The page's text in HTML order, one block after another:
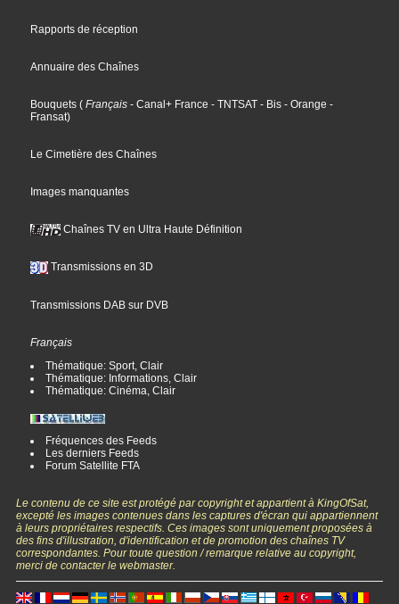
Rapports de réception
Annuaire des Chaînes
Bouquets ( Français - Canal+ France - TNTSAT - Bis - Orange -
Fransat)
Le Cimetière des Chaînes
Images manquantes
Chaînes TV en Ultra Haute Définition
Transmissions en 3D
Transmissions DAB sur DVB
Français
Thématique: Sport, Clair
Thématique: Informations, Clair
Thématique: Cinéma, Clair
Fréquences des Feeds
Les derniers Feeds
Forum Satellite FTA
Le contenu de ce site est protégé par copyright et appartient à KingOfSat,
excepté les images contenues dans les captures d'écran qui appartiennent
à leurs propriétaires respectifs. Ces images sont uniquement proposées à
des fins d'illustration, d'identification et de promotion des chaînes TV
correspondantes. Pour toute question / remarque relative au copyright,
merci de contacter le webmaster.